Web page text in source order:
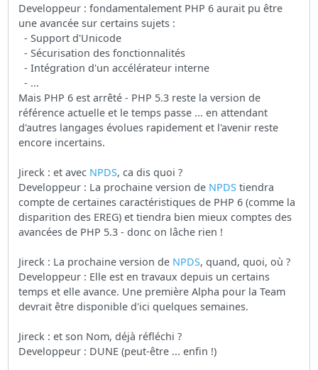
Developpeur : fondamentalement PHP 6 aurait pu être
une avancée sur certains sujets :
- Support d'Unicode
- Sécurisation des fonctionnalités
- Intégration d'un accélérateur interne
- ...
Mais PHP 6 est arrêté - PHP 5.3 reste la version de
référence actuelle et le temps passe ... en attendant
d'autres langages évolues rapidement et l'avenir reste
encore incertains.
Jireck : et avec NPDS, ca dis quoi ?
Developpeur : La prochaine version de NPDS tiendra
compte de certaines caractéristiques de PHP 6 (comme la
disparition des EREG) et tiendra bien mieux comptes des
avancées de PHP 5.3 - donc on lâche rien !
Jireck : La prochaine version de NPDS, quand, quoi, où ?
Developpeur : Elle est en travaux depuis un certains
temps et elle avance. Une première Alpha pour la Team
devrait être disponible d'ici quelques semaines.
Jireck : et son Nom, déjà réfléchi ?
Developpeur : DUNE (peut-être ... enfin !)